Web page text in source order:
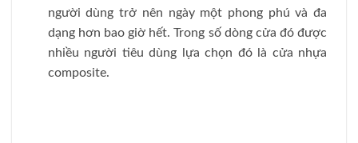
người dùng trở nên ngày một phong phú và đa
dạng hơn bao giờ hết. Trong số dòng cửa đó được
nhiều người tiêu dùng lựa chọn đó là cửa nhựa
composite.